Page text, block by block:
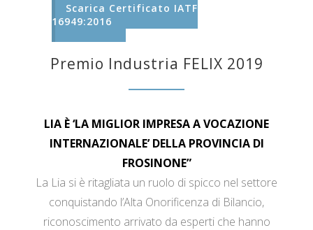
Scarica Certificato IATF
16949:2016
Premio Industria FELIX 2019
LIA È ‘LA MIGLIOR IMPRESA A VOCAZIONE
INTERNAZIONALE’ DELLA PROVINCIA DI
FROSINONE”
La Lia si è ritagliata un ruolo di spicco nel settore
conquistando l’Alta Onorificenza di Bilancio,
riconoscimento arrivato da esperti che hanno